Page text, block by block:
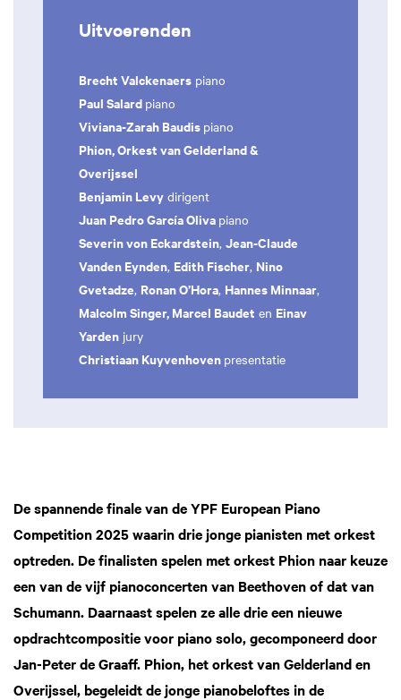
Uitvoerenden
Brecht Valckenaers piano
Paul Salard piano
Viviana-Zarah Baudis piano
Phion, Orkest van Gelderland &
Overijssel
Benjamin Levy dirigent
Juan Pedro García Oliva piano
Severin von Eckardstein, Jean-Claude
Vanden Eynden, Edith Fischer, Nino
Gvetadze, Ronan O’Hora, Hannes Minnaar,
Malcolm Singer, Marcel Baudet en Einav
Yarden jury
Christiaan Kuyvenhoven presentatie
De spannende finale van de YPF European Piano
Competition 2025 waarin drie jonge pianisten met orkest
optreden. De finalisten spelen met orkest Phion naar keuze
een van de vijf pianoconcerten van Beethoven of dat van
Schumann. Daarnaast spelen ze alle drie een nieuwe
opdrachtcompositie voor piano solo, gecomponeerd door
Jan-Peter de Graaff. Phion, het orkest van Gelderland en
Overijssel, begeleidt de jonge pianobeloftes in de